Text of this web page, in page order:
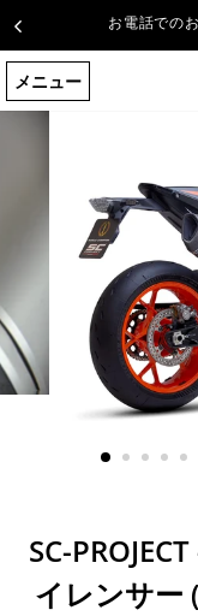
テ
ン
ツ
メニュー
SC-
イレンサー